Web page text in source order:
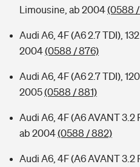
Limousine, ab 2004(0588
Audi A6, 4F (A6 2.7 TDI),
2004(0588 / 876)
Audi A6, 4F (A6 2.7 TDI),
2005(0588 / 881)
Audi A6, 4F (A6 AVANT 3.2
ab 2004(0588 / 882)
Audi A6, 4F (A6 AVANT 3.2